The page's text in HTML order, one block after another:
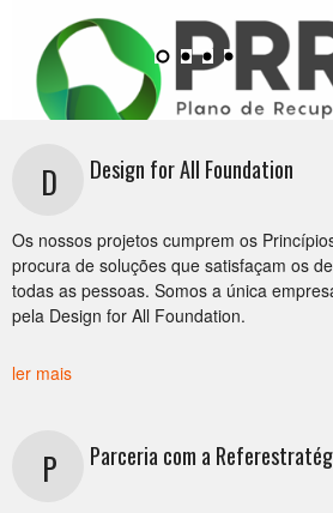
Candidaturas
Públicos
Os PIEP visam a promoção
fevereiro de 20
D Design for All Foundation
Os nossos projetos cumprem os
procura de soluções que satisfaçam os
todas as pessoas. Somos a única
pela Design for All Foundation.
ler mais
P Parceria com a